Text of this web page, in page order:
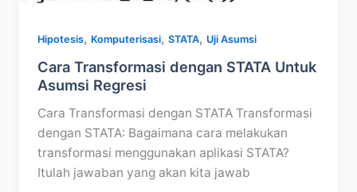
Hipotesis, Komputerisasi,STATA, Uji Asumsi
Cara Transformasi dengan STATA Untuk
Asumsi Regresi
Cara Transformasi dengan STATA Transformasi
dengan STATA: Bagaimana cara melakukan
transformasi menggunakan aplikasi STATA?
Itulah jawaban yang akan kita jawab